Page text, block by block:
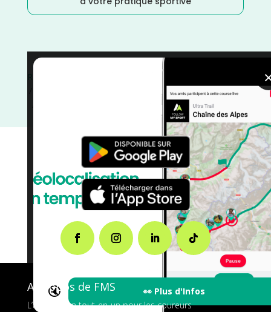
🔇 👀 Plus d'Infos
Randonnée
Distance Marathon/Distance Faible
Dénivelé Faible /Dénivelé Elevé
Course à Pied
A propos de FMS
L’application tout-en-un pour les coureurs